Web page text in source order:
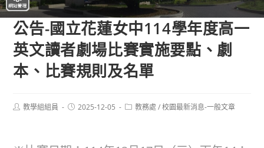
公告-國立花蓮女中114學年度高一
英文讀者劇場比賽實施要點、劇
本、比賽規則及名單
Post教學組組員
Post2025-12-05
Post教務處 / 校園最新消息-一般文章